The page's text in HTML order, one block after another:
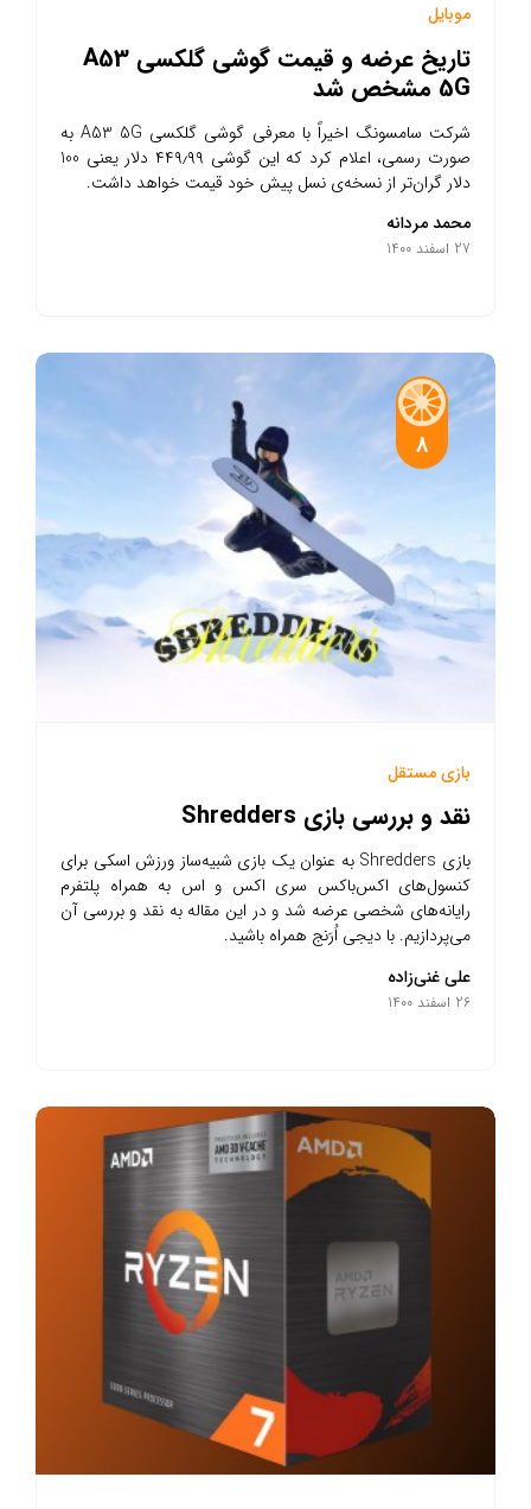
موبایل
تاریخ عرضه و قیمت گوشی گلکسی A53
5G مشخص شد
شرکت سامسونگ اخیراً با معرفی گوشی گلکسی A53 5G به
صورت رسمی، اعلام کرد که این گوشی ۴۴۹٫۹۹ دلار یعنی 100
دلار گران‌تر از نسخه‌ی نسل پیش خود قیمت خواهد داشت.
محمد مردانه
27 اسفند 1400
8
بازی مستقل
نقد و بررسی بازی Shredders
بازی Shredders به عنوان یک بازی شبیه‌ساز ورزش اسکی برای
کنسول‌های اکس‌باکس سری اکس و اس به همراه پلتفرم
رایانه‌های شخصی عرضه شد و در این مقاله به نقد و بررسی آن
می‌پردازیم. با دیجی اُرَنج همراه باشید.
علی غنی‌زاده
26 اسفند 1400